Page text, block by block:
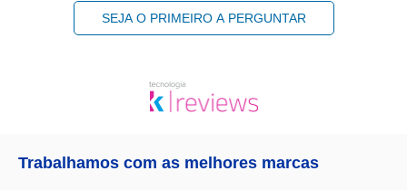
SEJA O PRIMEIRO A PERGUNTAR
Trabalhamos com as melhores marcas